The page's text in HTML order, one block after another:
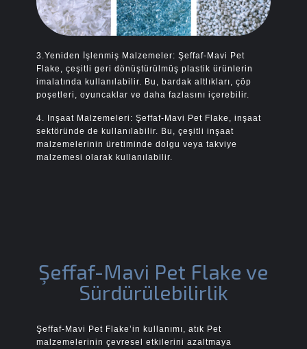
3.Yeniden İşlenmiş Malzemeler: Şeffaf-Mavi Pet
Flake, çeşitli geri dönüştürülmüş plastik ürünlerin
imalatında kullanılabilir. Bu, bardak altlıkları, çöp
poşetleri, oyuncaklar ve daha fazlasını içerebilir.
4. Inşaat Malzemeleri: Şeffaf-Mavi Pet Flake, inşaat
sektöründe de kullanılabilir. Bu, çeşitli inşaat
malzemelerinin üretiminde dolgu veya takviye
malzemesi olarak kullanılabilir.
Şeffaf-Mavi Pet Flake ve
Sürdürülebilirlik
Şeffaf-Mavi Pet Flake’in kullanımı, atık Pet
malzemelerinin çevresel etkilerini azaltmaya